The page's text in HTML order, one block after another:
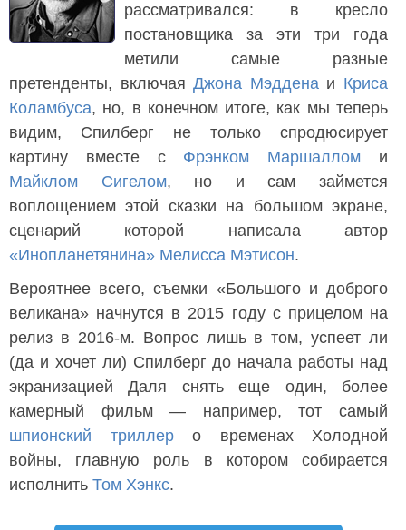
рассматривался: в кресло
постановщика за эти три года
метили самые разные
претенденты, включаяДжона Мэдденаи Криса
Коламбуса, но, в конечном итоге, как мы теперь
видим, Спилберг не только спродюсирует
картину вместе с Фрэнком Маршаллом и
Майклом Сигелом, но и сам займется
воплощением этой сказки на большом экране,
сценарий которой написала автор
«Инопланетянина» Мелисса Мэтисон.
Вероятнее всего, съемки «Большого и доброго
великана» начнутся в 2015 году с прицелом на
релиз в 2016-м. Вопрос лишь в том, успеет ли
(да и хочет ли) Спилберг до начала работы над
экранизацией Даля снять еще один, более
камерный фильм — например, тот самый
шпионский триллеро временах Холодной
войны, главную роль в котором собирается
исполнить Том Хэнкс.